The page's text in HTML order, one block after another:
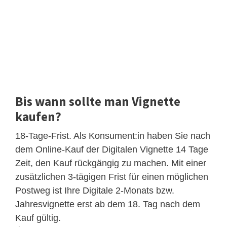
Bis wann sollte man Vignette
kaufen?
18-Tage-Frist. Als Konsument:in haben Sie nach
dem Online-Kauf der Digitalen Vignette 14 Tage
Zeit, den Kauf rückgängig zu machen. Mit einer
zusätzlichen 3-tägigen Frist für einen möglichen
Postweg ist Ihre Digitale 2-Monats bzw.
Jahresvignette erst ab dem 18. Tag nach dem
Kauf gültig.